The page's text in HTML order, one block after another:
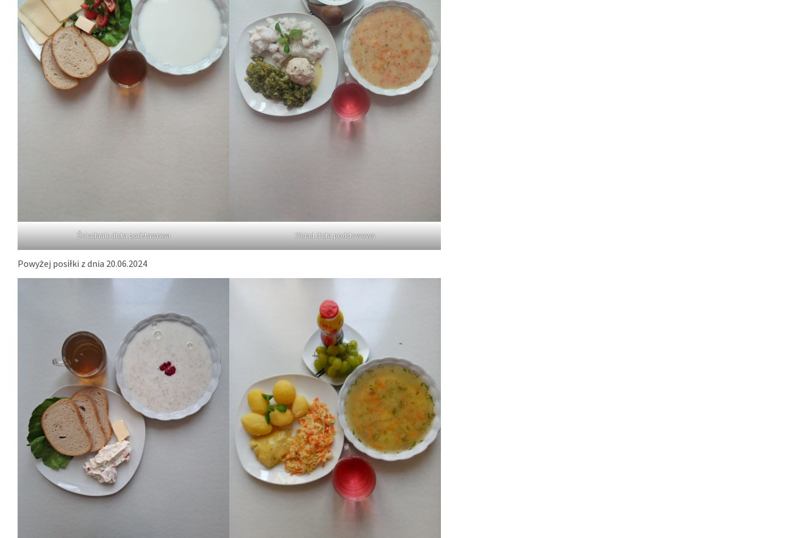
Śniadanie dieta podstawowa Obiad dieta podstawowa
Powyżej posiłki z dnia 20.06.2024